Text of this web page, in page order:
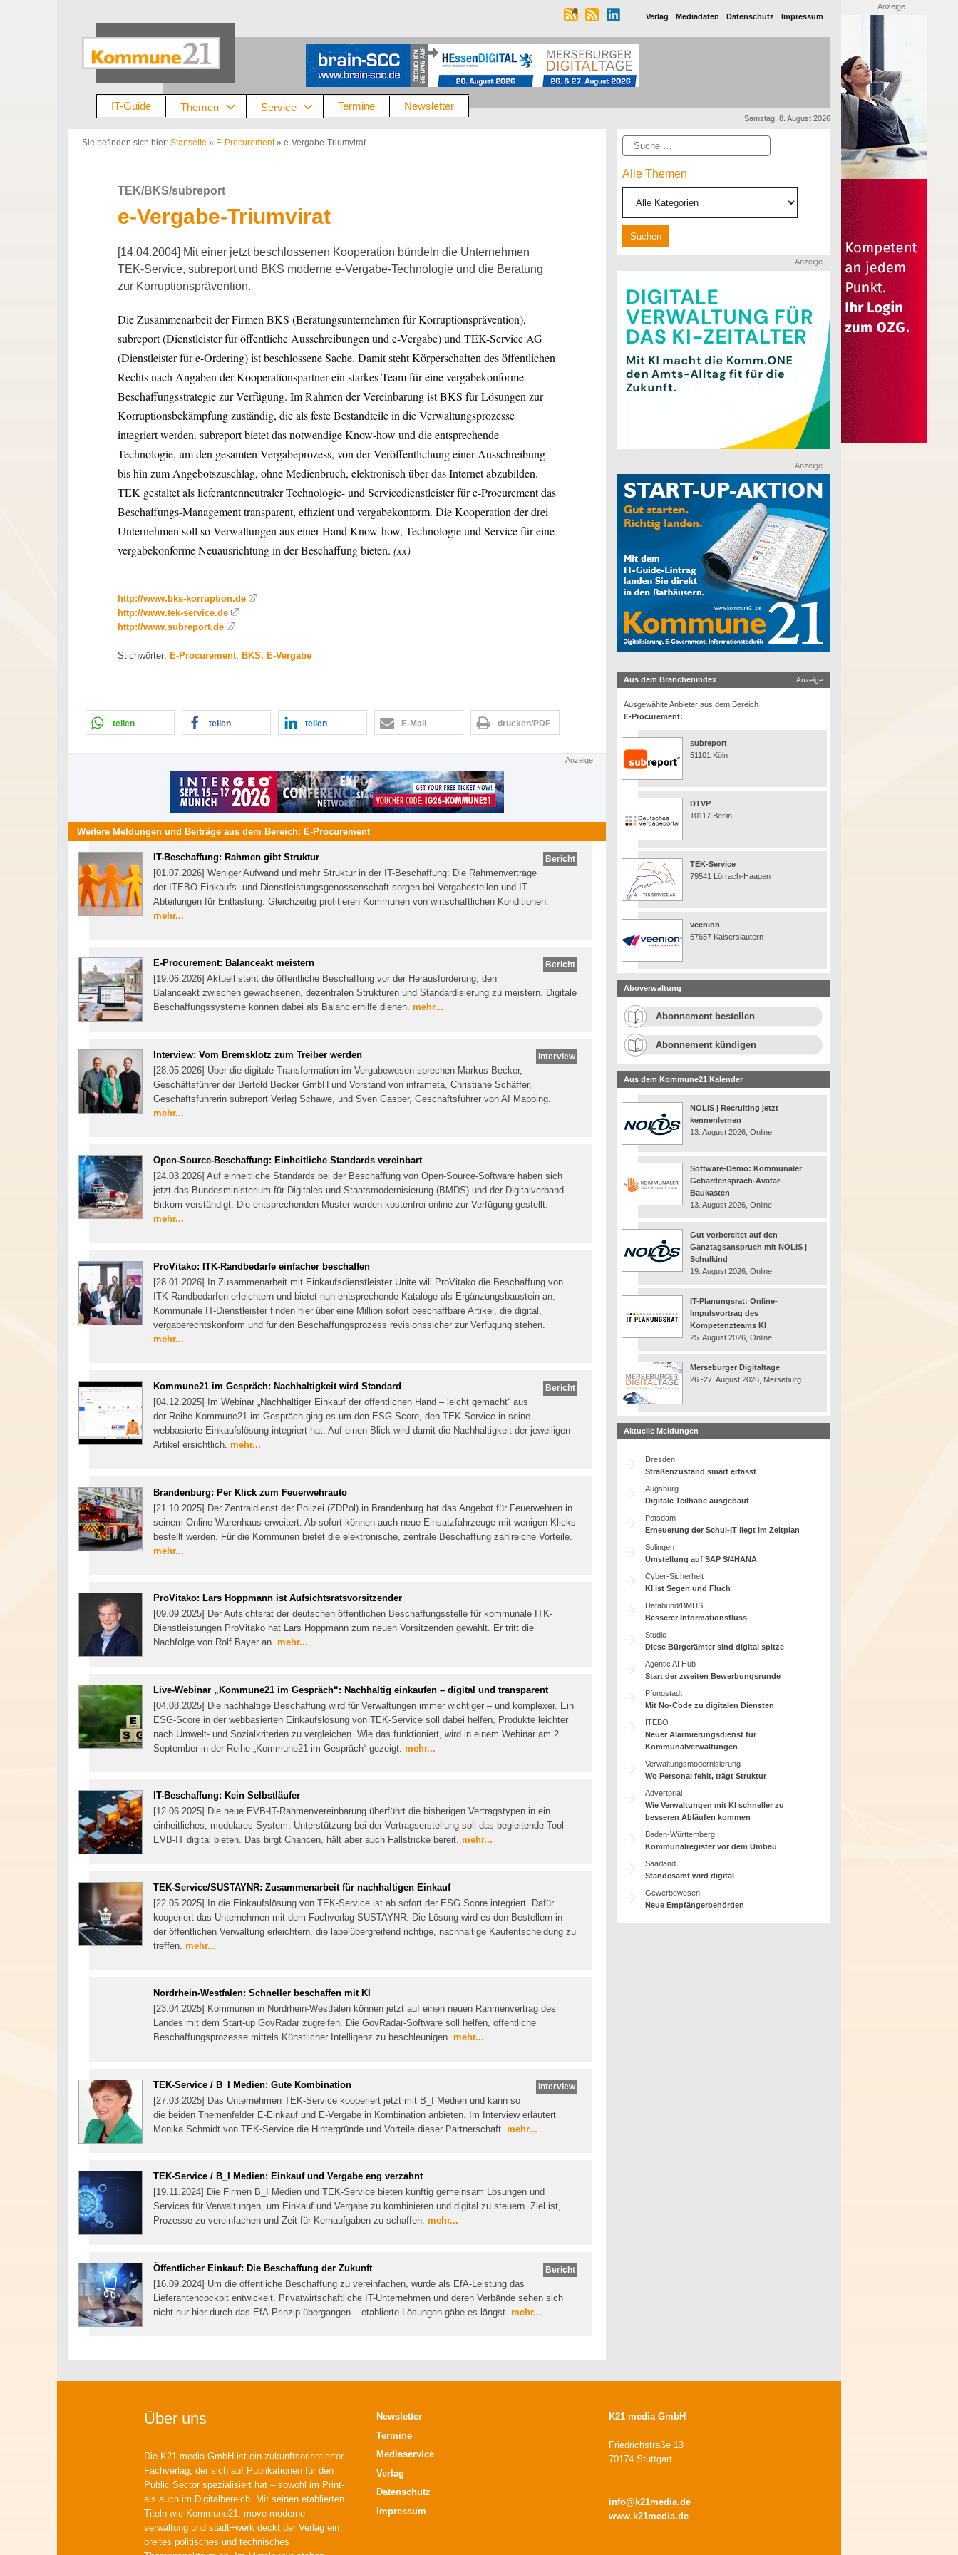
Verlag Mediadaten Datenschutz Impressum
IT-Guide Themen Service Termine Newsletter
Samstag, 8. August 2026
Sie befinden sich hier: Startseite » E-Procurement» e-Vergabe-Triumvirat
TEK/BKS/subreport
e-Vergabe-Triumvirat
[14.04.2004] Mit einer jetzt beschlossenen Kooperation bündeln die Unternehmen
TEK-Service, subreport und BKS moderne e-Vergabe-Technologie und die Beratung
zur Korruptionsprävention.
Die Zusammenarbeit der Firmen BKS (Beratungsunternehmen für Korruptionsprävention),
subreport (Dienstleister für öffentliche Ausschreibungen und e-Vergabe) und TEK-Service AG
(Dienstleister für e-Ordering) ist beschlossene Sache. Damit steht Körperschaften des öffentlichen
Rechts nach Angaben der Kooperationspartner ein starkes Team für eine vergabekonforme
Beschaffungsstrategie zur Verfügung. Im Rahmen der Vereinbarung ist BKS für Lösungen zur
Korruptionsbekämpfung zuständig, die als feste Bestandteile in die Verwaltungsprozesse
integriert werden. subreport bietet das notwendige Know-how und die entsprechende
Technologie, um den gesamten Vergabeprozess, von der Veröffentlichung einer Ausschreibung
bis hin zum Angebotszuschlag, ohne Medienbruch, elektronisch über das Internet abzubilden.
TEK gestaltet als lieferantenneutraler Technologie- und Servicedienstleister für e-Procurement das
Beschaffungs-Management transparent, effizient und vergabekonform. Die Kooperation der drei
Unternehmen soll so Verwaltungen aus einer Hand Know-how, Technologie und Service für eine
vergabekonforme Neuausrichtung in der Beschaffung bieten. (xx)
http://www.bks-korruption.de
http://www.tek-service.de
http://www.subreport.de
Stichwörter: E-Procurement, BKS, E-Vergabe
teilen teilen teilen E-Mail drucken/PDF
Anzeige
Weitere Meldungen und Beiträge aus dem Bereich: E-Procurement
Bericht
IT-Beschaffung: Rahmen gibt Struktur
[01.07.2026] Weniger Aufwand und mehr Struktur in der IT-Beschaffung: Die Rahmenverträge
der ITEBO Einkaufs- und Dienstleistungsgenossenschaft sorgen bei Vergabestellen und IT-
Abteilungen für Entlastung. Gleichzeitig profitieren Kommunen von wirtschaftlichen Konditionen.
mehr...
Bericht
E-Procurement: Balanceakt meistern
[19.06.2026] Aktuell steht die öffentliche Beschaffung vor der Herausforderung, den
Balanceakt zwischen gewachsenen, dezentralen Strukturen und Standardisierung zu meistern. Digitale
Beschaffungssysteme können dabei als Balancierhilfe dienen. mehr...
Interview
Interview: Vom Bremsklotz zum Treiber werden
[28.05.2026] Über die digitale Transformation im Vergabewesen sprechen Markus Becker,
Geschäftsführer der Bertold Becker GmbH und Vorstand von inframeta, Christiane Schäffer,
Geschäftsführerin subreport Verlag Schawe, und Sven Gasper, Geschäftsführer von AI Mapping.
mehr...
Open-Source-Beschaffung: Einheitliche Standards vereinbart
[24.03.2026] Auf einheitliche Standards bei der Beschaffung von Open-Source-Software haben sich
jetzt das Bundesministerium für Digitales und Staatsmodernisierung (BMDS) und der Digitalverband
Bitkom verständigt. Die entsprechenden Muster werden kostenfrei online zur Verfügung gestellt.
mehr...
ProVitako: ITK-Randbedarfe einfacher beschaffen
[28.01.2026] In Zusammenarbeit mit Einkaufsdienstleister Unite will ProVitako die Beschaffung von
ITK-Randbedarfen erleichtern und bietet nun entsprechende Kataloge als Ergänzungsbaustein an.
Kommunale IT-Dienstleister finden hier über eine Million sofort beschaffbare Artikel, die digital,
vergaberechtskonform und für den Beschaffungsprozess revisionssicher zur Verfügung stehen.
mehr...
Bericht
Kommune21 im Gespräch: Nachhaltigkeit wird Standard
[04.12.2025] Im Webinar „Nachhaltiger Einkauf der öffentlichen Hand – leicht gemacht“ aus
der Reihe Kommune21 im Gespräch ging es um den ESG-Score, den TEK-Service in seine
webbasierte Einkaufslösung integriert hat. Auf einen Blick wird damit die Nachhaltigkeit der jeweiligen
Artikel ersichtlich. mehr...
Brandenburg: Per Klick zum Feuerwehrauto
[21.10.2025] Der Zentraldienst der Polizei (ZDPol) in Brandenburg hat das Angebot für Feuerwehren in
seinem Online-Warenhaus erweitert. Ab sofort können auch neue Einsatzfahrzeuge mit wenigen Klicks
bestellt werden. Für die Kommunen bietet die elektronische, zentrale Beschaffung zahlreiche Vorteile.
mehr...
ProVitako: Lars Hoppmann ist Aufsichtsratsvorsitzender
[09.09.2025] Der Aufsichtsrat der deutschen öffentlichen Beschaffungsstelle für kommunale ITK-
Dienstleistungen ProVitako hat Lars Hoppmann zum neuen Vorsitzenden gewählt. Er tritt die
Nachfolge von Rolf Bayer an. mehr...
Live-Webinar „Kommune21 im Gespräch“: Nachhaltig einkaufen – digital und transparent
[04.08.2025] Die nachhaltige Beschaffung wird für Verwaltungen immer wichtiger – und komplexer. Ein
ESG-Score in der webbasierten Einkaufslösung von TEK-Service soll dabei helfen, Produkte leichter
nach Umwelt- und Sozialkriterien zu vergleichen. Wie das funktioniert, wird in einem Webinar am 2.
September in der Reihe „Kommune21 im Gespräch“ gezeigt. mehr...
IT-Beschaffung: Kein Selbstläufer
[12.06.2025] Die neue EVB-IT-Rahmenvereinbarung überführt die bisherigen Vertragstypen in ein
einheitliches, modulares System. Unterstützung bei der Vertragserstellung soll das begleitende Tool
EVB-IT digital bieten. Das birgt Chancen, hält aber auch Fallstricke bereit. mehr...
TEK-Service/SUSTAYNR: Zusammenarbeit für nachhaltigen Einkauf
[22.05.2025] In die Einkaufslösung von TEK-Service ist ab sofort der ESG Score integriert. Dafür
kooperiert das Unternehmen mit dem Fachverlag SUSTAYNR. Die Lösung wird es den Bestellern in
der öffentlichen Verwaltung erleichtern, die labelübergreifend richtige, nachhaltige Kaufentscheidung zu
treffen. mehr...
Nordrhein-Westfalen: Schneller beschaffen mit KI
[23.04.2025] Kommunen in Nordrhein-Westfalen können jetzt auf einen neuen Rahmenvertrag des
Landes mit dem Start-up GovRadar zugreifen. Die GovRadar-Software soll helfen, öffentliche
Beschaffungsprozesse mittels Künstlicher Intelligenz zu beschleunigen. mehr...
Interview
TEK-Service / B_I Medien: Gute Kombination
[27.03.2025] Das Unternehmen TEK-Service kooperiert jetzt mit B_I Medien und kann so
die beiden Themenfelder E-Einkauf und E-Vergabe in Kombination anbieten. Im Interview erläutert
Monika Schmidt von TEK-Service die Hintergründe und Vorteile dieser Partnerschaft. mehr...
TEK-Service / B_I Medien: Einkauf und Vergabe eng verzahnt
[19.11.2024] Die Firmen B_I Medien und TEK-Service bieten künftig gemeinsam Lösungen und
Services für Verwaltungen, um Einkauf und Vergabe zu kombinieren und digital zu steuern. Ziel ist,
Prozesse zu vereinfachen und Zeit für Kernaufgaben zu schaffen. mehr...
Bericht
Öffentlicher Einkauf: Die Beschaffung der Zukunft
[16.09.2024] Um die öffentliche Beschaffung zu vereinfachen, wurde als EfA-Leistung das
Lieferantencockpit entwickelt. Privatwirtschaftliche IT-Unternehmen und deren Verbände sehen sich
nicht nur hier durch das EfA-Prinzip übergangen – etablierte Lösungen gäbe es längst. mehr...
Suche
Alle Themen
Anzeige
Anzeige
Aus dem Branchenindex Anzeige
Ausgewählte Anbieter aus dem Bereich
E-Procurement:
subreport
51101 Köln
DTVP
10117 Berlin
TEK-Service
79541 Lörrach-Haagen
veenion
67657 Kaiserslautern
Aboverwaltung
Abonnement bestellen
Abonnement kündigen
Aus dem Kommune21 Kalender
NOLIS | Recruiting jetzt
kennenlernen
13. August 2026, Online
Software-Demo: Kommunaler
Gebärdensprach-Avatar-
Baukasten
13. August 2026, Online
Gut vorbereitet auf den
Ganztagsanspruch mit NOLIS |
Schulkind
19. August 2026, Online
IT-Planungsrat: Online-
Impulsvortrag des
Kompetenzteams KI
25. August 2026, Online
Merseburger Digitaltage
26.-27. August 2026, Merseburg
Aktuelle Meldungen
Dresden
Straßenzustand smart erfasst
Augsburg
Digitale Teilhabe ausgebaut
Potsdam
Erneuerung der Schul-IT liegt im Zeitplan
Solingen
Umstellung auf SAP S/4HANA
Cyber-Sicherheit
KI ist Segen und Fluch
Databund/BMDS
Besserer Informationsfluss
Studie
Diese Bürgerämter sind digital spitze
Agentic AI Hub
Start der zweiten Bewerbungsrunde
Pfungstadt
Mit No-Code zu digitalen Diensten
ITEBO
Neuer Alarmierungsdienst für
Kommunalverwaltungen
Verwaltungsmodernisierung
Wo Personal fehlt, trägt Struktur
Advertorial
Wie Verwaltungen mit KI schneller zu
besseren Abläufen kommen
Baden-Württemberg
Kommunalregister vor dem Umbau
Saarland
Standesamt wird digital
Gewerbewesen
Neue Empfängerbehörden
Anzeige
Über uns
Die K21 media GmbH ist ein zukunftsorientierter
Fachverlag, der sich auf Publikationen für den
Public Sector spezialisiert hat – sowohl im Print-
als auch im Digitalbereich. Mit seinen etablierten
Titeln wie Kommune21, move moderne
verwaltung und stadt+werk deckt der Verlag ein
breites politisches und technisches
Newsletter
Termine
Mediaservice
Verlag
Datenschutz
Impressum
K21 media GmbH
Friedrichstraße 13
70174 Stuttgart
info@k21media.de
www.k21media.de